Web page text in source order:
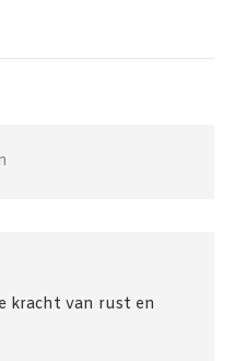
kracht van rust en